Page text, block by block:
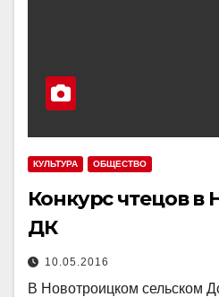
КУЛЬТУРА ОБЩЕСТВО
Конкурс чтецов в
ДК
10.05.2016
В Новотроицком сельском